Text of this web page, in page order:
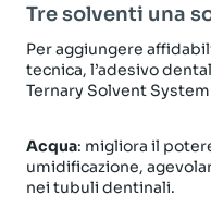
Tre solventi una
Per aggiungere
tecnica, l’adesivo
Ternary Solvent
Acqua: migliora il
umidificazione,
nei tubuli dentinali.